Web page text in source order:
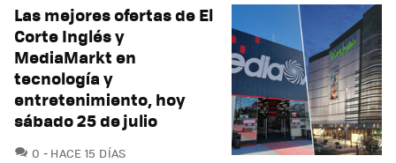
Las mejores ofertas de El
Corte Inglés y
MediaMarkt en
tecnología y
entretenimiento, hoy
sábado 25 de julio
0 COMENTARIOS
HACE 15 DÍAS